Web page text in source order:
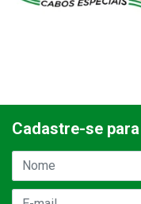
Cadastre-se